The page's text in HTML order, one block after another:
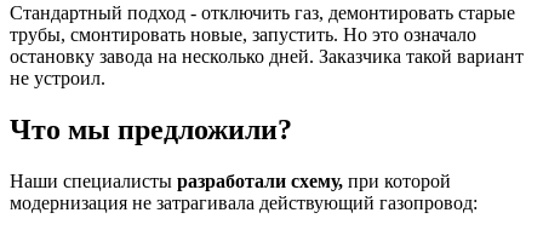
Стандартный подход - отключить газ, демонтировать старые
трубы, смонтировать новые, запустить. Но это означало
остановку завода на несколько дней. Заказчика такой вариант
не устроил.
Что мы предложили?
Наши специалисты разработали схему, при которой
модернизация не затрагивала действующий газопровод: